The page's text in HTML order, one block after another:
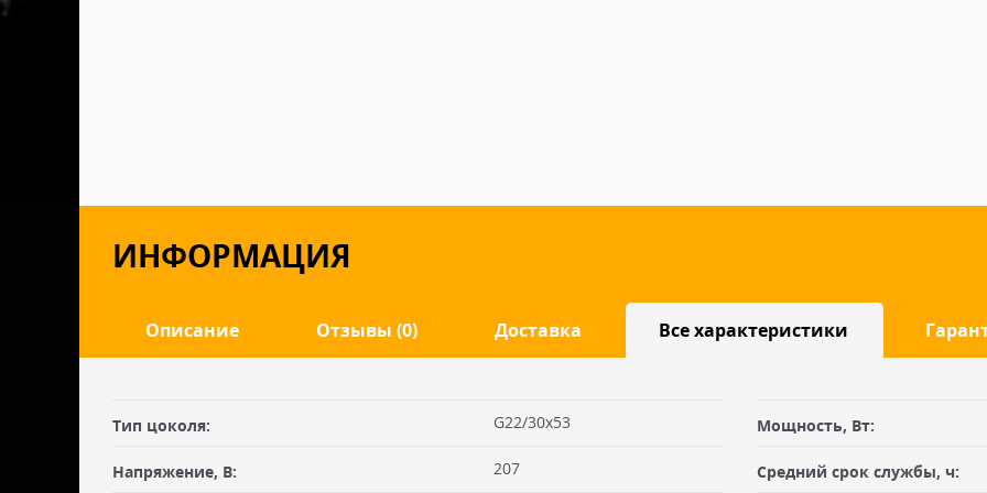
ИНФОРМАЦИЯ
Описание Отзывы (0) Доставка Все характеристики
Ваше имя
ДОСТАВКА
габаритами не более
Заявку оформляет
Тип цоколя: G22/30x53 Мощность, Вт:
Напряжение, В: 207 Средний срок службы, ч: